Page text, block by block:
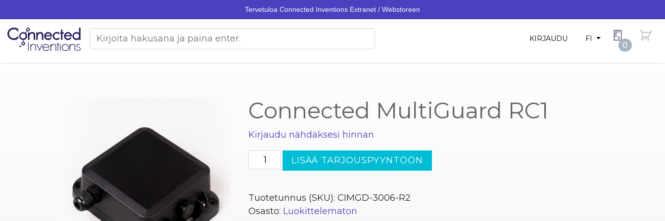
Tervetuloa Connected Inventions Extranet / Webstoreen
0
KIRJAUDU FI
Connected MultiGuard RC1
Kirjaudu nähdäksesi hinnan
Connected
MultiGuard
määrä
LISÄÄ TARJOUSPYYNTÖÖN
Tuotetunnus (SKU): CIMGD-3006-R2
Osasto: Luokittelematon